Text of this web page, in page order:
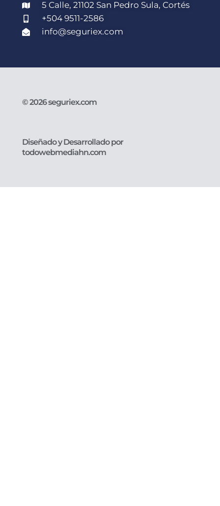
5 Calle, 21102 San Pedro Sula, Cortés
+504 9511-2586
info@seguriex.com
© 2026 seguriex.com
Diseñado y Desarrollado por
todowebmediahn.com